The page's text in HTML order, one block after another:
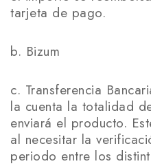
tarjeta de pago.
b. Bizum
c. Transferencia
la cuenta la totalidad
enviará el producto.
al necesitar la
periodo entre los